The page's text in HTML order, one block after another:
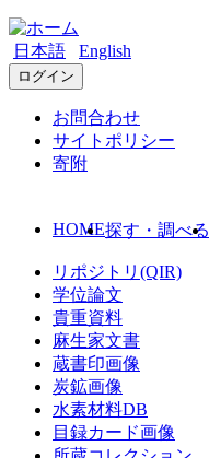
日本語 English
ログイン
お問合わせ
サイトポリシー
寄附
HOME探す・調べる
リポジトリ(QIR)
学位論文
貴重資料
麻生家文書
蔵書印画像
炭鉱画像
水素材料DB
目録カード画像